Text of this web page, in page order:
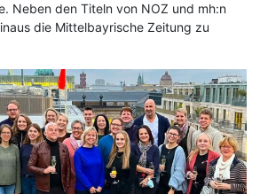
Neben den Titeln von NOZ und mh:n
die Mittelbayrische Zeitung zu